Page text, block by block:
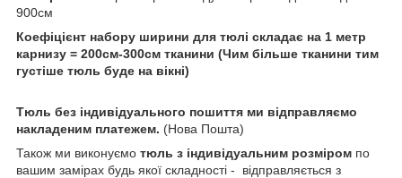
900см
Коефіцієнт набору ширини для тюлі складає на 1 метр
карнизу = 200см-300см тканини (Чим більше тканини тим
густіше тюль буде на вікні)
Тюль без індивідуального пошиття ми відправляємо
накладеним платежем. (Нова Пошта)
Також ми виконуємо тюль з індивідуальним розміром по
вашим замірах будь якої складності -
відправляється з